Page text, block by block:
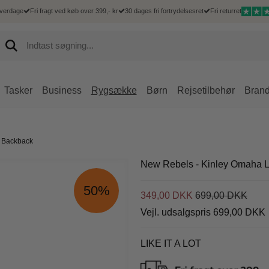
Fri fragt ved køb over 399,- kr 30 dages fri fortrydelsesret Fri returret
Bløde kufferter
Tasker
Messenger tasker
Business
IPad og tablet sleeves
Rejsetilbehør
Rygsække
Hverdagsrygsæk
Børn
Børnekufferter
Rejsetilbehør
Bæltetasker
Rejsetilbehør
Shoppingtrolley
kufferter
rejsetasker
shoppingtrolley
Delsey tasker og
50%
New Rebels - Kinley Omaha
349,00 DKK 699,00 DKK
Vejl. udsalgspris 699,00 DKK
LIKE IT A LOT